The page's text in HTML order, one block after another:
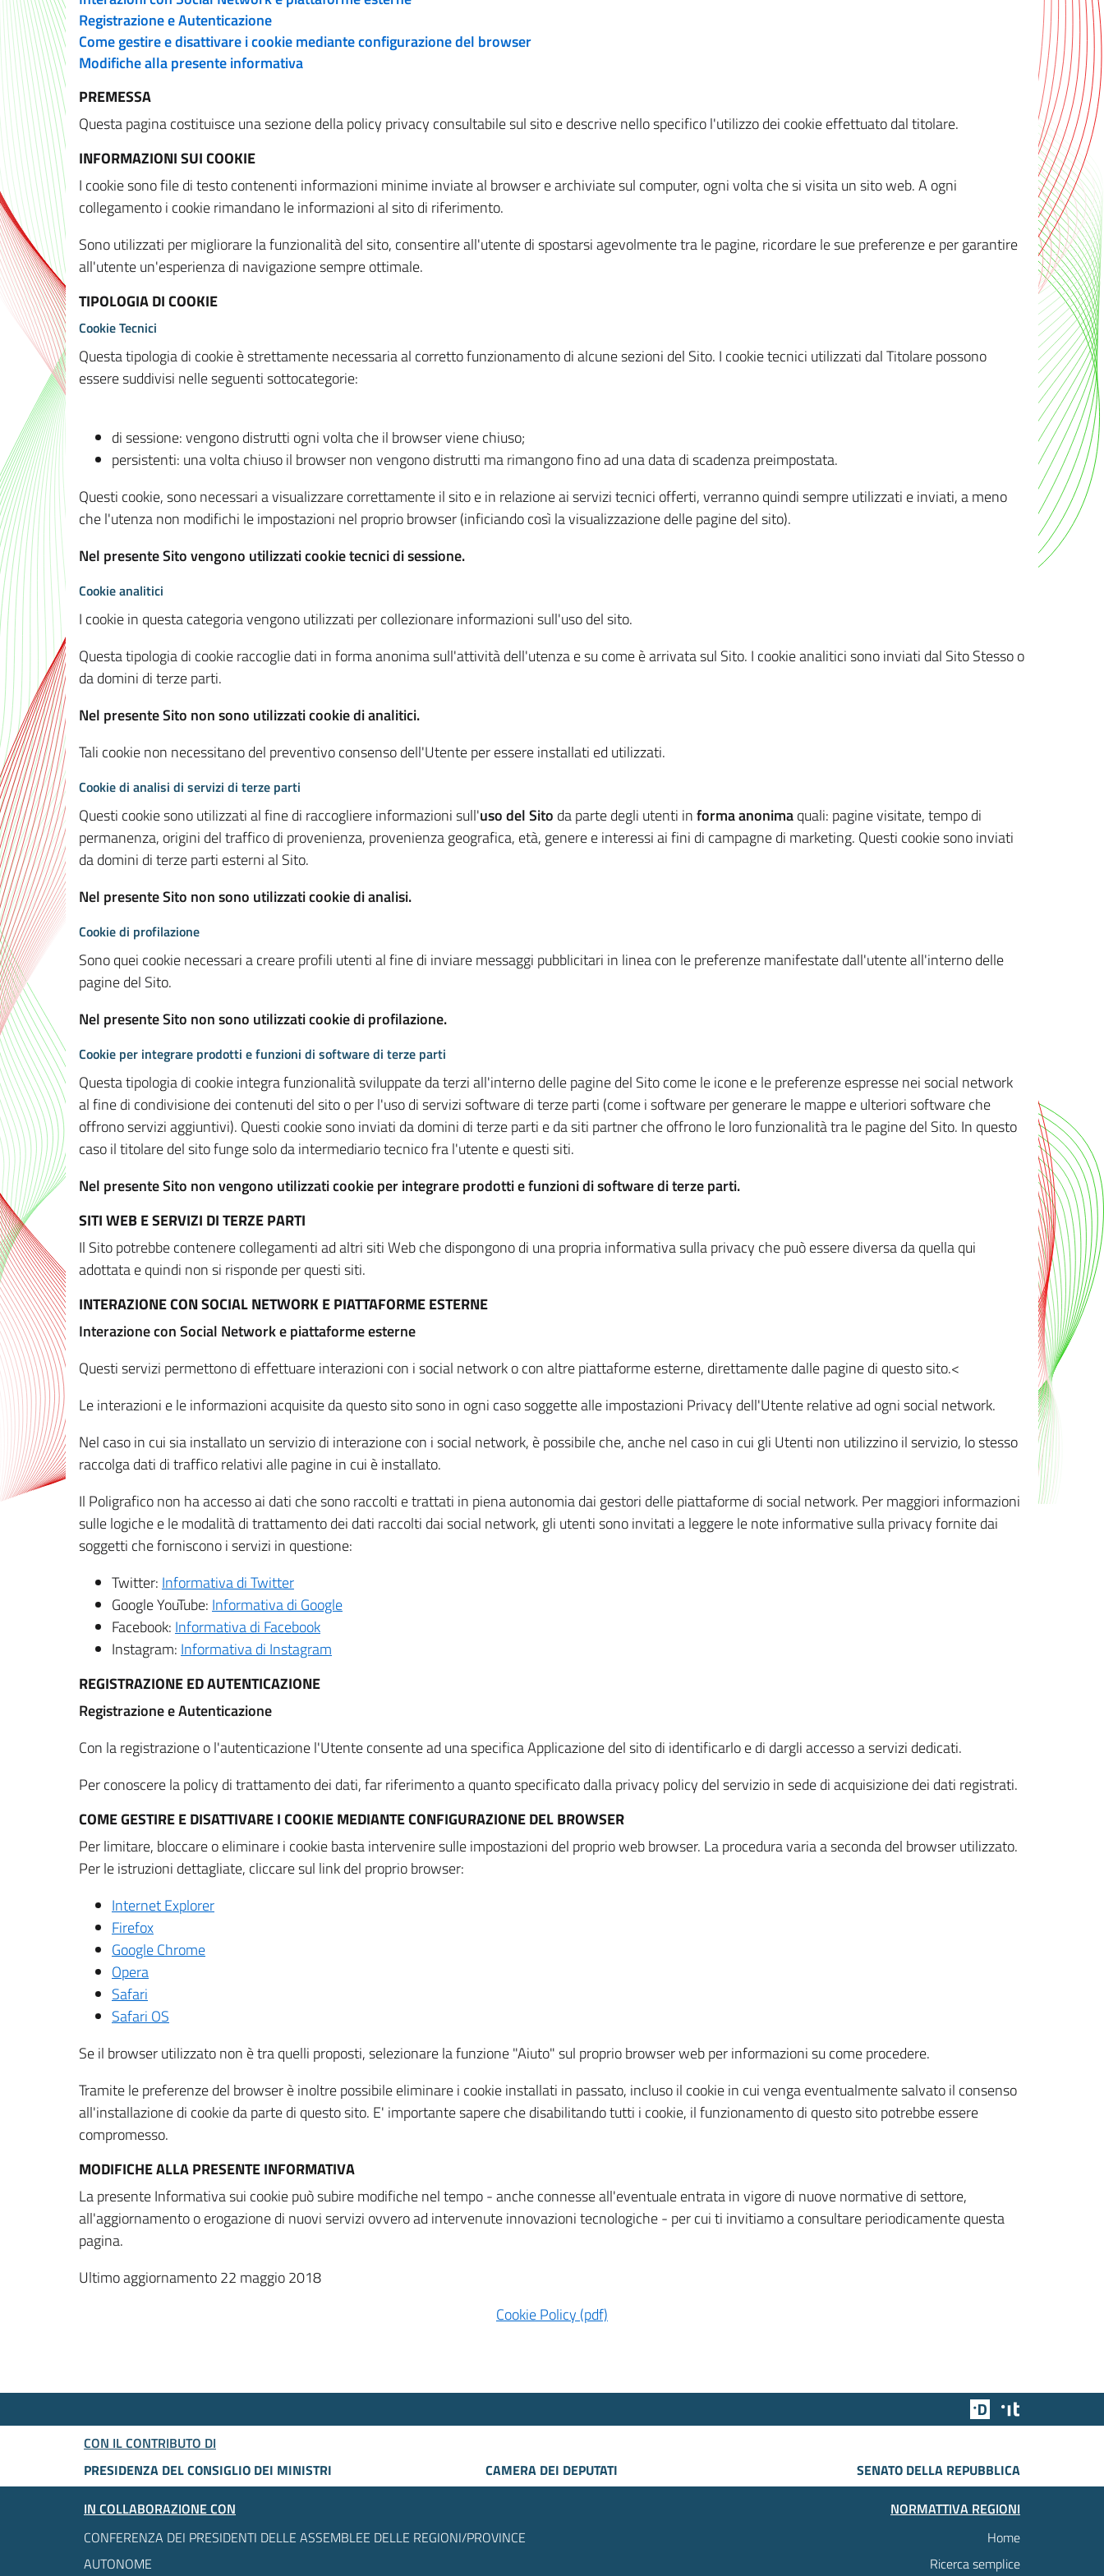
Registrazione e Autenticazione
Come gestire e disattivare i cookie mediante configurazione del browser
Modifiche alla presente informativa
PREMESSA
Questa pagina costituisce una sezione della policy privacy consultabile sul sito e descrive nello specifico l'utilizzo dei cookie effettuato dal titolare.
INFORMAZIONI SUI COOKIE
I cookie sono file di testo contenenti informazioni minime inviate al browser e archiviate sul computer, ogni volta che si visita un sito web. A ogni
collegamento i cookie rimandano le informazioni al sito di riferimento.
Sono utilizzati per migliorare la funzionalità del sito, consentire all'utente di spostarsi agevolmente tra le pagine, ricordare le sue preferenze e per garantire
all'utente un'esperienza di navigazione sempre ottimale.
TIPOLOGIA DI COOKIE
Cookie Tecnici
Questa tipologia di cookie è strettamente necessaria al corretto funzionamento di alcune sezioni del Sito. I cookie tecnici utilizzati dal Titolare possono
essere suddivisi nelle seguenti sottocategorie:
di sessione: vengono distrutti ogni volta che il browser viene chiuso;
persistenti: una volta chiuso il browser non vengono distrutti ma rimangono fino ad una data di scadenza preimpostata.
Questi cookie, sono necessari a visualizzare correttamente il sito e in relazione ai servizi tecnici offerti, verranno quindi sempre utilizzati e inviati, a meno
che l'utenza non modifichi le impostazioni nel proprio browser (inficiando così la visualizzazione delle pagine del sito).
Nel presente Sito vengono utilizzati cookie tecnici di sessione.
Cookie analitici
I cookie in questa categoria vengono utilizzati per collezionare informazioni sull'uso del sito.
Questa tipologia di cookie raccoglie dati in forma anonima sull'attività dell'utenza e su come è arrivata sul Sito. I cookie analitici sono inviati dal Sito Stesso o
da domini di terze parti.
Nel presente Sito non sono utilizzati cookie di analitici.
Tali cookie non necessitano del preventivo consenso dell'Utente per essere installati ed utilizzati.
Cookie di analisi di servizi di terze parti
Questi cookie sono utilizzati al fine di raccogliere informazioni sull'uso del Sito da parte degli utenti informa anonimaquali: pagine visitate, tempo di
permanenza, origini del traffico di provenienza, provenienza geografica, età, genere e interessi ai fini di campagne di marketing. Questi cookie sono inviati
da domini di terze parti esterni al Sito.
Nel presente Sito non sono utilizzati cookie di analisi.
Cookie di profilazione
Sono quei cookie necessari a creare profili utenti al fine di inviare messaggi pubblicitari in linea con le preferenze manifestate dall'utente all'interno delle
pagine del Sito.
Nel presente Sito non sono utilizzati cookie di profilazione.
Cookie per integrare prodotti e funzioni di software di terze parti
Questa tipologia di cookie integra funzionalità sviluppate da terzi all'interno delle pagine del Sito come le icone e le preferenze espresse nei social network
al fine di condivisione dei contenuti del sito o per l'uso di servizi software di terze parti (come i software per generare le mappe e ulteriori software che
offrono servizi aggiuntivi). Questi cookie sono inviati da domini di terze parti e da siti partner che offrono le loro funzionalità tra le pagine del Sito. In questo
caso il titolare del sito funge solo da intermediario tecnico fra l'utente e questi siti.
Nel presente Sito non vengono utilizzati cookie per integrare prodotti e funzioni di software di terze parti.
SITI WEB E SERVIZI DI TERZE PARTI
Il Sito potrebbe contenere collegamenti ad altri siti Web che dispongono di una propria informativa sulla privacy che può essere diversa da quella qui
adottata e quindi non si risponde per questi siti.
INTERAZIONE CON SOCIAL NETWORK E PIATTAFORME ESTERNE
Interazione con Social Network e piattaforme esterne
Questi servizi permettono di effettuare interazioni con i social network o con altre piattaforme esterne, direttamente dalle pagine di questo sito.<
Le interazioni e le informazioni acquisite da questo sito sono in ogni caso soggette alle impostazioni Privacy dell'Utente relative ad ogni social network.
Nel caso in cui sia installato un servizio di interazione con i social network, è possibile che, anche nel caso in cui gli Utenti non utilizzino il servizio, lo stesso
raccolga dati di traffico relativi alle pagine in cui è installato.
Il Poligrafico non ha accesso ai dati che sono raccolti e trattati in piena autonomia dai gestori delle piattaforme di social network. Per maggiori informazioni
sulle logiche e le modalità di trattamento dei dati raccolti dai social network, gli utenti sono invitati a leggere le note informative sulla privacy fornite dai
soggetti che forniscono i servizi in questione:
Twitter: Informativa di Twitter
Google YouTube: Informativa di Google
Facebook: Informativa di Facebook
Instagram: Informativa di Instagram
REGISTRAZIONE ED AUTENTICAZIONE
Registrazione e Autenticazione
Con la registrazione o l'autenticazione l'Utente consente ad una specifica Applicazione del sito di identificarlo e di dargli accesso a servizi dedicati.
Per conoscere la policy di trattamento dei dati, far riferimento a quanto specificato dalla privacy policy del servizio in sede di acquisizione dei dati registrati.
COME GESTIRE E DISATTIVARE I COOKIE MEDIANTE CONFIGURAZIONE DEL BROWSER
Per limitare, bloccare o eliminare i cookie basta intervenire sulle impostazioni del proprio web browser. La procedura varia a seconda del browser utilizzato.
Per le istruzioni dettagliate, cliccare sul link del proprio browser:
Internet Explorer
Firefox
Google Chrome
Opera
Safari
Safari OS
Se il browser utilizzato non è tra quelli proposti, selezionare la funzione "Aiuto" sul proprio browser web per informazioni su come procedere.
Tramite le preferenze del browser è inoltre possibile eliminare i cookie installati in passato, incluso il cookie in cui venga eventualmente salvato il consenso
all'installazione di cookie da parte di questo sito. E' importante sapere che disabilitando tutti i cookie, il funzionamento di questo sito potrebbe essere
compromesso.
MODIFICHE ALLA PRESENTE INFORMATIVA
La presente Informativa sui cookie può subire modifiche nel tempo - anche connesse all'eventuale entrata in vigore di nuove normative di settore,
all'aggiornamento o erogazione di nuovi servizi ovvero ad intervenute innovazioni tecnologiche - per cui ti invitiamo a consultare periodicamente questa
pagina.
Ultimo aggiornamento 22 maggio 2018
Cookie Policy (pdf)
Team Digitale
CON IL CONTRIBUTO DI
PRESIDENZA DEL CONSIGLIO DEI MINISTRI
CAMERA DEI DEPUTATI
SENATO DELLA REPUBBLICA
IN COLLABORAZIONE CON
CONFERENZA DEI PRESIDENTI DELLE ASSEMBLEE DELLE REGIONI/PROVINCE
AUTONOME
NORMATTIVA REGIONI
Home
Ricerca semplice